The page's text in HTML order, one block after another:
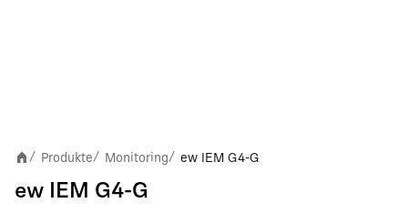
/ Produkte/ Monitoring/ ew IEM G4-G
ew IEM G4-G